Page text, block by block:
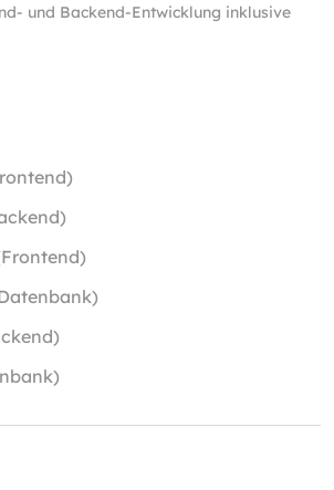
und Backend-Entwicklung inklusive